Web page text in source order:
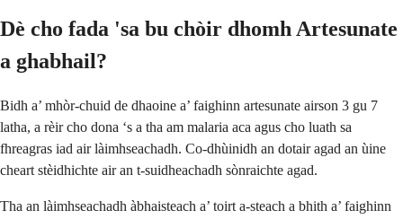
Dè cho fada 'sa bu chòir dhomh Artesunate
a ghabhail?
Bidh a’ mhòr-chuid de dhaoine a’ faighinn artesunate airson 3 gu 7
latha, a rèir cho dona ‘s a tha am malaria aca agus cho luath sa
fhreagras iad air làimhseachadh. Co-dhùinidh an dotair agad an ùine
cheart stèidhichte air an t-suidheachadh sònraichte agad.
Tha an làimhseachadh àbhaisteach a’ toirt a-steach a bhith a’ faighinn